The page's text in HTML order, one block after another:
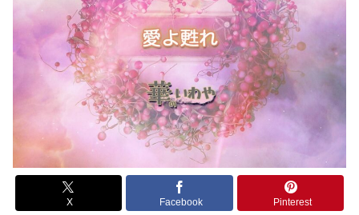
X Facebook Pinterest